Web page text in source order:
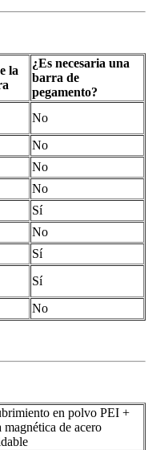
la
¿Es necesaria una
barra de
pegamento?
No
No
No
No
Sí
No
Sí
Sí
No
en polvo PEI +
magnética de acero